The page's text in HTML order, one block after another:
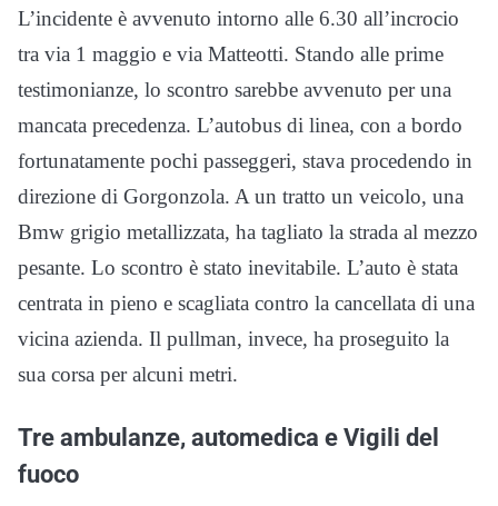
L’incidente è avvenuto intorno alle 6.30 all’incrocio
tra via 1 maggio e via Matteotti. Stando alle prime
testimonianze, lo scontro sarebbe avvenuto per una
mancata precedenza. L’autobus di linea, con a bordo
fortunatamente pochi passeggeri, stava procedendo in
direzione di Gorgonzola. A un tratto un veicolo, una
Bmw grigio metallizzata, ha tagliato la strada al mezzo
pesante. Lo scontro è stato inevitabile. L’auto è stata
centrata in pieno e scagliata contro la cancellata di una
vicina azienda. Il pullman, invece, ha proseguito la
sua corsa per alcuni metri.
Tre ambulanze, automedica e Vigili del
fuoco